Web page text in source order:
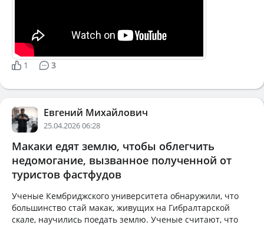
1 3
Евгений Михайлович
25.04.2026 06:28
Макаки едят землю, чтобы облегчить
недомогание, вызванное полученной от
туристов фастфудов
Ученые Кембриджского университета обнаружили, что
большинство стай макак, живущих на Гибралтарской
скале, научились поедать землю. Ученые считают, что